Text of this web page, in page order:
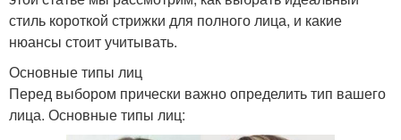
стиль короткой стрижки для полного лица, и какие
нюансы стоит учитывать.
Основные типы лиц
Перед выбором прически важно определить тип вашего
лица. Основные типы лиц: